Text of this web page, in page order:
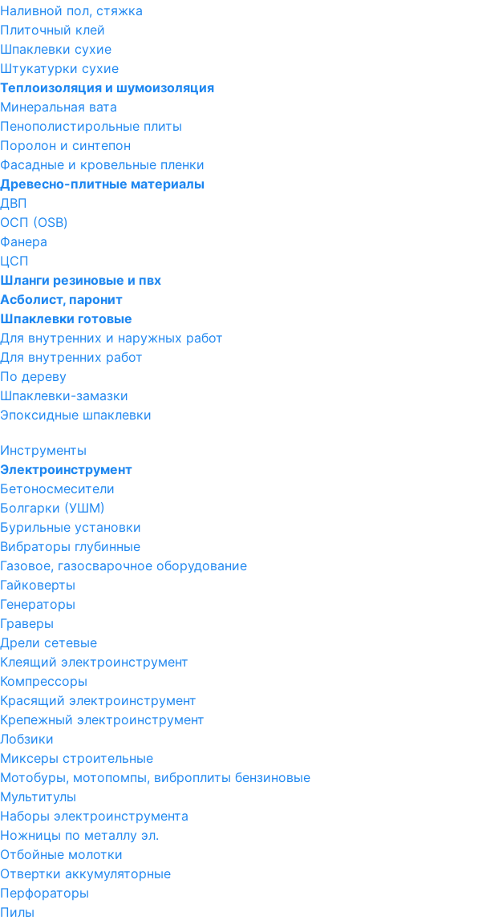
Наливной пол, стяжка
Плиточный клей
Шпаклевки сухие
Штукатурки сухие
Теплоизоляция и шумоизоляция
Минеральная вата
Пенополистирольные плиты
Поролон и синтепон
Фасадные и кровельные пленки
Древесно-плитные материалы
ДВП
ОСП (OSB)
Фанера
ЦСП
Шланги резиновые и пвх
Асболист, паронит
Шпаклевки готовые
Для внутренних и наружных работ
Для внутренних работ
По дереву
Шпаклевки-замазки
Эпоксидные шпаклевки
Инструменты
Электроинструмент
Бетоносмесители
Болгарки (УШМ)
Бурильные установки
Вибраторы глубинные
Газовое, газосварочное оборудование
Гайковерты
Генераторы
Граверы
Дрели сетевые
Клеящий электроинструмент
Компрессоры
Красящий электроинструмент
Крепежный электроинструмент
Лобзики
Миксеры строительные
Мотобуры, мотопомпы, виброплиты бензиновые
Мультитулы
Наборы электроинструмента
Ножницы по металлу эл.
Отбойные молотки
Отвертки аккумуляторные
Перфораторы
Пилы